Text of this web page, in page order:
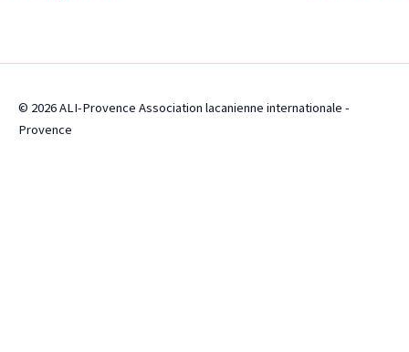
© 2026 ALI-Provence Association lacanienne internationale -
Provence